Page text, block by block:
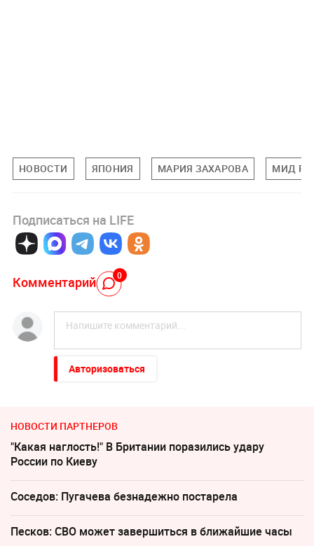
НОВОСТИ ЯПОНИЯ МАРИЯ ЗАХАРОВА МИД РФ
Подписаться на LIFE
Комментарий 0
Авторизоваться
НОВОСТИ ПАРТНЕРОВ
"Какая наглость!" В Британии поразились удару
России по Киеву
Соседов: Пугачева безнадежно постарела
Песков: СВО может завершиться в ближайшие часы